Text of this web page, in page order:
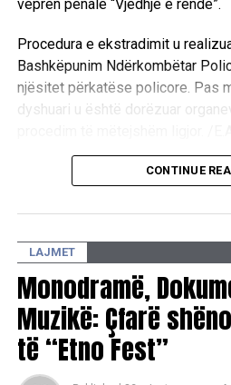
veprën penale “Vjedhje e rëndë”.
Procedura e ekstradimit u
Bashkëpunim Ndërkombëtar
njësitet përkatëse policore. Pas
dyshuari u është dorëzuar
CONTINUE
LAJMET
Monodramë,
Muzikë: Çfarë
të “Etno Fest”